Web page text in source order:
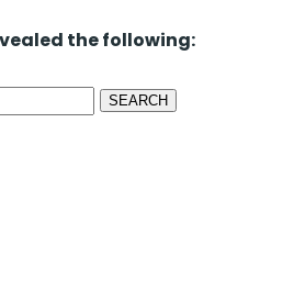
the following:
SEARCH